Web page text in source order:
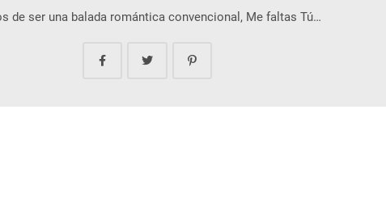
de ser una balada romántica convencional, Me faltas Tú…